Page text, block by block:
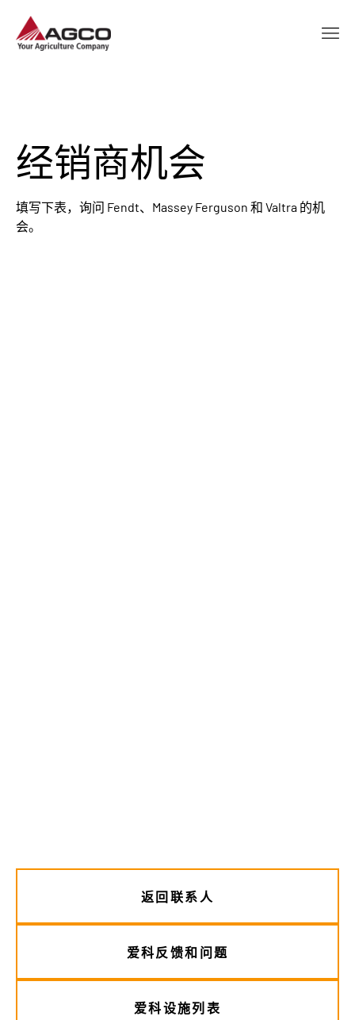
经销商机会
填写下表，询问 Fendt、Massey Ferguson 和 Valtra 的机
会。
返回联系人
爱科反馈和问题
爱科设施列表